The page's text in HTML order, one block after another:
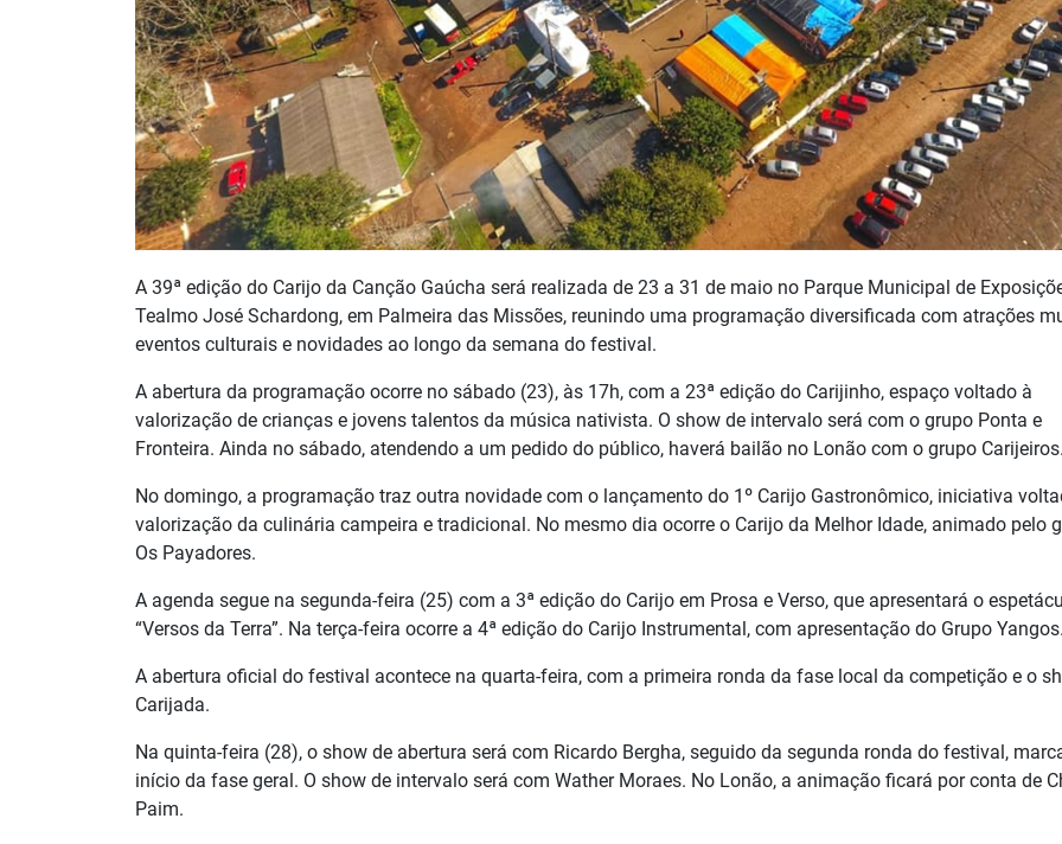
A 39ª edição do Carijo da Canção Gaúcha será realizada de 23 a 31 de maio no Parque Municipal de
Tealmo José Schardong, em Palmeira das Missões, reunindo uma programação diversificada com atrações
eventos culturais e novidades ao longo da semana do festival.
A abertura da programação ocorre no sábado (23), às 17h, com a 23ª edição do Carijinho, espaço voltado à
valorização de crianças e jovens talentos da música nativista. O show de intervalo será com o grupo Ponta e
Fronteira. Ainda no sábado, atendendo a um pedido do público, haverá bailão no Lonão com o grupo Carijeiros.
No domingo, a programação traz outra novidade com o lançamento do 1º Carijo Gastronômico, iniciativa
valorização da culinária campeira e tradicional. No mesmo dia ocorre o Carijo da Melhor Idade, animado pelo
Os Payadores.
A agenda segue na segunda-feira (25) com a 3ª edição do Carijo em Prosa e Verso, que apresentará o
“Versos da Terra”. Na terça-feira ocorre a 4ª edição do Carijo Instrumental, com apresentação do Grupo Yangos.
A abertura oficial do festival acontece na quarta-feira, com a primeira ronda da fase local da competição e o
Carijada.
Na quinta-feira (28), o show de abertura será com Ricardo Bergha, seguido da segunda ronda do festival,
início da fase geral. O show de intervalo será com Wather Moraes. No Lonão, a animação ficará por conta de
Paim.